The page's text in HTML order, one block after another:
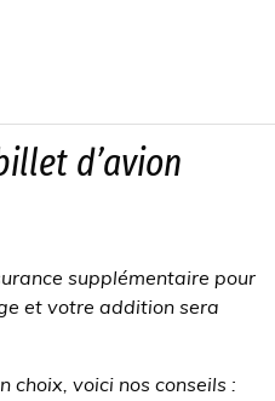
d’avion
supplémentaire pour
et votre addition sera
choix, voici nos conseils :